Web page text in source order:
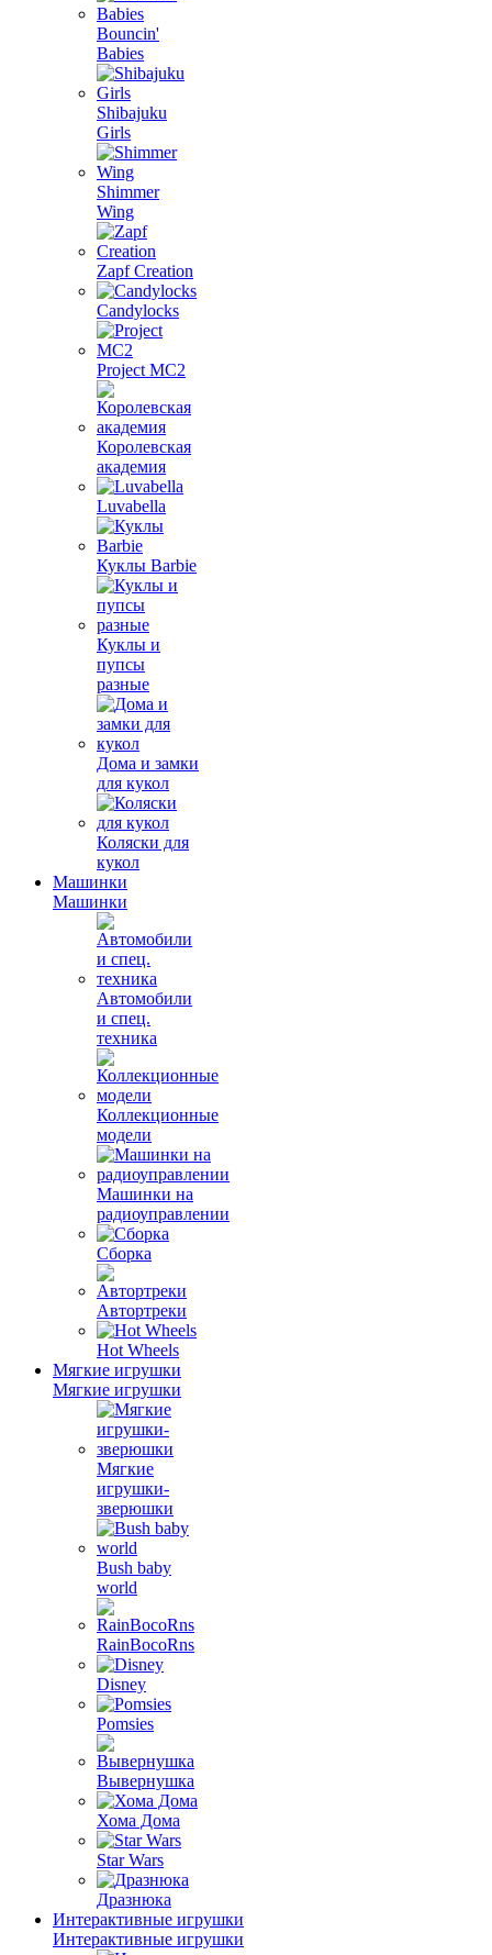
Bouncin'
Babies
Shibajuku
Girls
Shimmer
Wing
Zapf Creation
Candylocks
Project MС2
Королевская
академия
Luvabella
Куклы Barbie
Куклы и
пупсы
разные
Дома и замки
для кукол
Коляски для
кукол
Машинки
Машинки
Автомобили
и спец.
техника
Коллекционные
модели
Машинки на
радиоуправлении
Сборка
Автортреки
Hot Wheels
Мягкие игрушки
Мягкие игрушки
Мягкие
игрушки-
зверюшки
Bush baby
world
RainBocoRns
Disney
Pomsies
Вывернушка
Хома Дома
Star Wars
Дразнюка
Интерактивные игрушки
Интерактивные игрушки